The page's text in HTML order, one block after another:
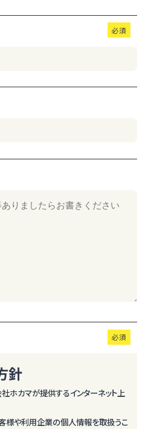
針
ホカマが提供するインターネット上
様や利用企業の個人情報を取扱うこ